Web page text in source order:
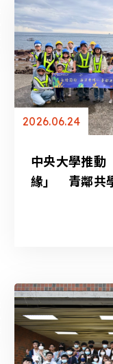
2026.06.24
中央大學推動
緣」 青鄰共